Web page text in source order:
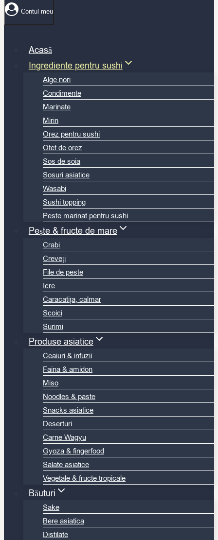
Contul meu
Acasă
Ingrediente pentru sushi
Alge nori
Condimente
Marinate
Mirin
Orez pentru sushi
Otet de orez
Sos de soia
Sosuri asiatice
Wasabi
Sushi topping
Peste marinat pentru sushi
Pește & fructe de mare
Crabi
Creveți
File de peste
Icre
Caracatița, calmar
Scoici
Surimi
Produse asiatice
Ceaiuri & infuzii
Faina & amidon
Miso
Noodles & paste
Snacks asiatice
Deserturi
Carne Wagyu
Gyoza & fingerfood
Salate asiatice
Vegetale & fructe tropicale
Băuturi
Sake
Bere asiatica
Distilate